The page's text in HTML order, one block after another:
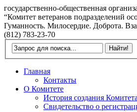
государственно-общественная
“Комитет ветеранов
Гуманность. Милосердие. Доброта.
(812) 783-23-70
Главная
Контакты
О Комитете
История создания Комитета
Свидетельство о